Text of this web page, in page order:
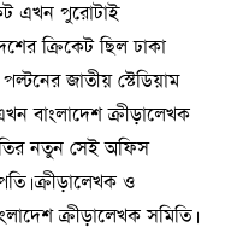
এখন পুরোটাই
ক্রিকেট ছিল ঢাকা
জাতীয় স্টেডিয়াম
বাংলাদেশ ক্রীড়ালেখক
নতুন সেই অফিস
ক্রীড়ালেখক ও
ক্রীড়ালেখক সমিতি।